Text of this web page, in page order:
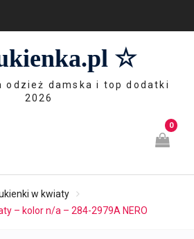
☆
odzież damska i top dodatki
2026
0
w kwiaty
– kolor n/a – 284-2979A NERO